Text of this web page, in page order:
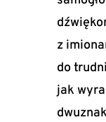
z
do
jak